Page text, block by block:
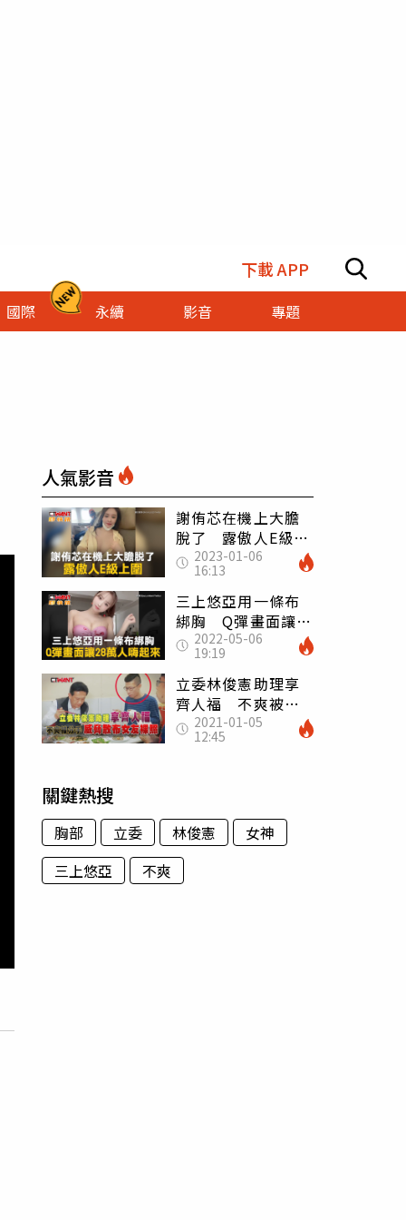
下載 APP
國際 永續 影音 專題
人氣影音
謝侑芯在機上大膽
脫了 露傲人E級上
圍 2023-01-06
16:13
三上悠亞用一條布
綁胸 Q彈畫面讓
28萬人嗨起來
2022-05-06
19:19
立委林俊憲助理享
齊人福 不爽被分
手威脅散布女友裸
2021-01-05
12:45
關鍵熱搜
胸部 立委 林俊憲
女神
三上悠亞
不爽